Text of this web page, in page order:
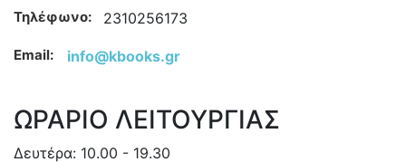
Τηλέφωνο: 2310256173
Email: info@kbooks.gr
ΩΡΑΡΙΟ ΛΕΙΤΟΥΡΓΙΑΣ
Δευτέρα: 10.00 - 19.30